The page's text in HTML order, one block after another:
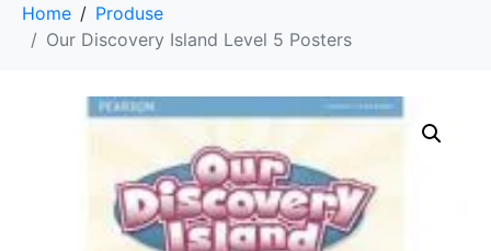
Home
Produse
Our Discovery Island Level 5 Posters